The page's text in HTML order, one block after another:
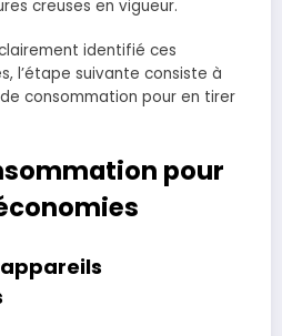
creuses en vigueur.
identifié ces
l’étape suivante consiste à
consommation pour en tirer
pour